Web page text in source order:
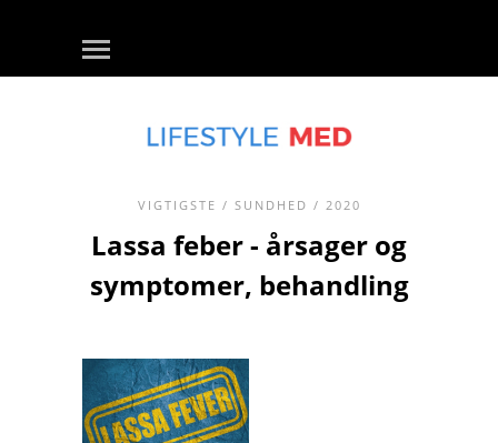
VIGTIGSTE / SUNDHED / 2020
Lassa feber - årsager og
symptomer, behandling